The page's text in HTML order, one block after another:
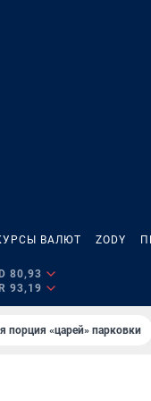
ВАЛЮТ ZODY
80,93
93,19
порция «цaрей» пaрковки